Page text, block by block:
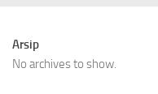
Arsip
No archives to show.